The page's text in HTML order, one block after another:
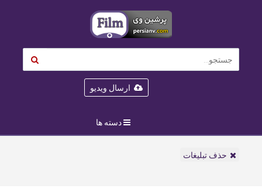
ارسال ویدیو
دسته ها
حذف تبلیغات